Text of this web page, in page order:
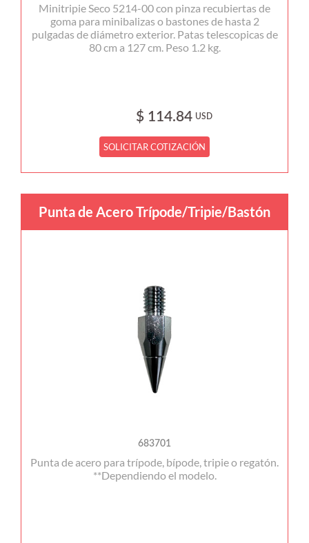
Minitripie Seco 5214-00 con pinza recubiertas de
goma para minibalizas o bastones de hasta 2
pulgadas de diámetro exterior. Patas telescopicas de
80 cm a 127 cm. Peso 1.2 kg.
$ 114.84 USD
SOLICITAR COTIZACIÓN
Punta de Acero Trípode/Tripie/Bastón
683701
Punta de acero para trípode, bípode, tripie o regatón.
**Dependiendo el modelo.